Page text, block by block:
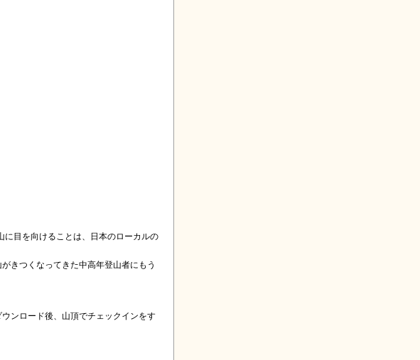
目を向けることは、日本のローカルの
きつくなってきた中高年登山者にもう
ンロード後、山頂でチェックインをす